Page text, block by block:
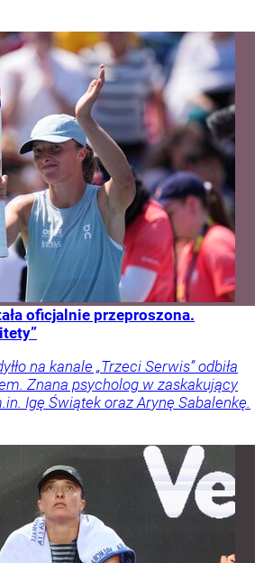
oficjalnie przeproszona.
na kanale „Trzeci Serwis” odbiła
Znana psycholog w zaskakujący
Igę Świątek oraz Arynę Sabalenkę.